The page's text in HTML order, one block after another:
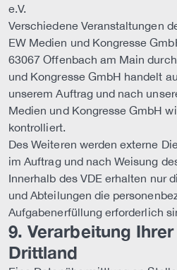
e.V.
Verschiedene Veranstaltungen
EW Medien und Kongresse
63067 Offenbach am Main
und Kongresse GmbH handelt
unserem Auftrag und nach
Medien und Kongresse GmbH
kontrolliert.
Des Weiteren werden externe
im Auftrag und nach Weisung
Innerhalb des VDE erhalten nur
und Abteilungen die
Aufgabenerfüllung erforderlich
9. Verarbeitung
Drittland